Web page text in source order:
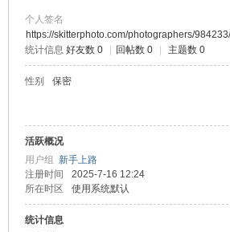
个人签名
https://skitterphoto.com/photographers/
统计信息 好友数 0 回帖数 0 主题数 0
性别 保密
活跃概况
用户组 新手上路
注册时间
2025-7-16 12:24
所在时区
使用系统默认
统计信息